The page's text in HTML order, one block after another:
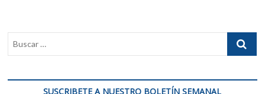
SUSCRIBETE A NUESTRO BOLETÍN SEMANAL